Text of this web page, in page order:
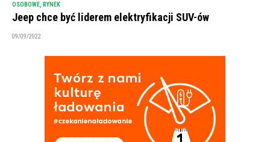
OSOBOWE RYNEK
Jeep chce być liderem elektryfikacji SUV-ów
09/09/2022